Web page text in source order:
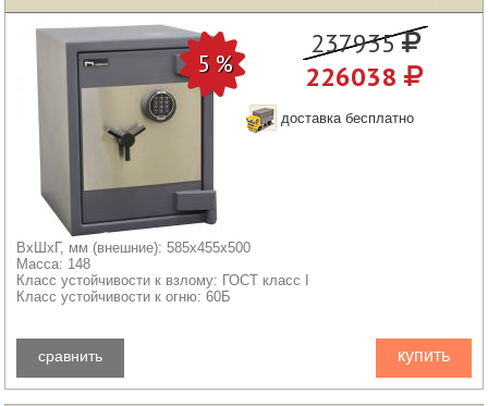
237935
226038
доставка бесплатно
ВхШхГ, мм (внешние): 585x455x500
Масса: 148
Класс устойчивости к взлому: ГОСТ класс I
Класс устойчивости к огню: 60Б
купить
сравнить